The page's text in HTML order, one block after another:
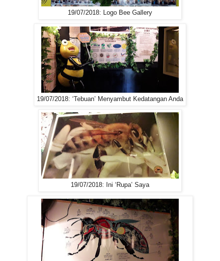
19/07/2018: Logo Bee Gallery
19/07/2018: ‘Tebuan’ Menyambut Kedatangan Anda
19/07/2018: Ini ‘Rupa’ Saya